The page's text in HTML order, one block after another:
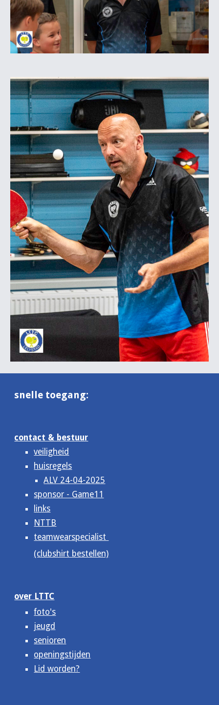
snelle toegang:
contact & bestuur
veiligheid
huisregels
ALV 24-04-2025
sponsor - Game11
links
NTTB
teamwearspecialist
(clubshirt bestellen)
over LTTC
foto's
jeugd
senioren
openingstijden
Lid worden?